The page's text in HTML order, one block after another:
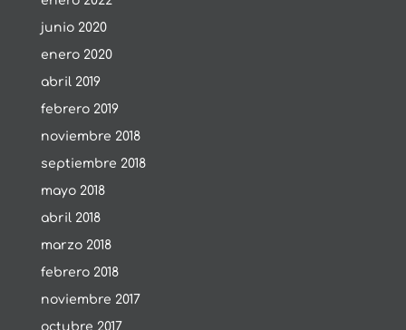
junio 2020
enero 2020
abril 2019
febrero 2019
noviembre 2018
septiembre 2018
mayo 2018
abril 2018
marzo 2018
febrero 2018
noviembre 2017
octubre 2017